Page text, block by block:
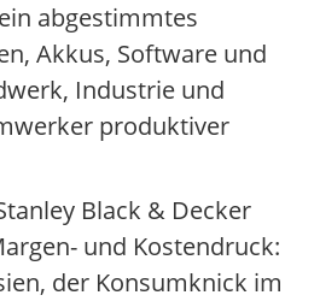
abgestimmtes
Akkus, Software und
Industrie und
produktiver
Black & Decker
und Kostendruck:
der Konsumknick im